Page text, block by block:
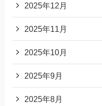
2025年12月
2025年11月
2025年10月
2025年9月
2025年8月